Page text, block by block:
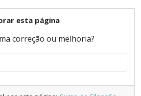
esta página
correção ou melhoria?